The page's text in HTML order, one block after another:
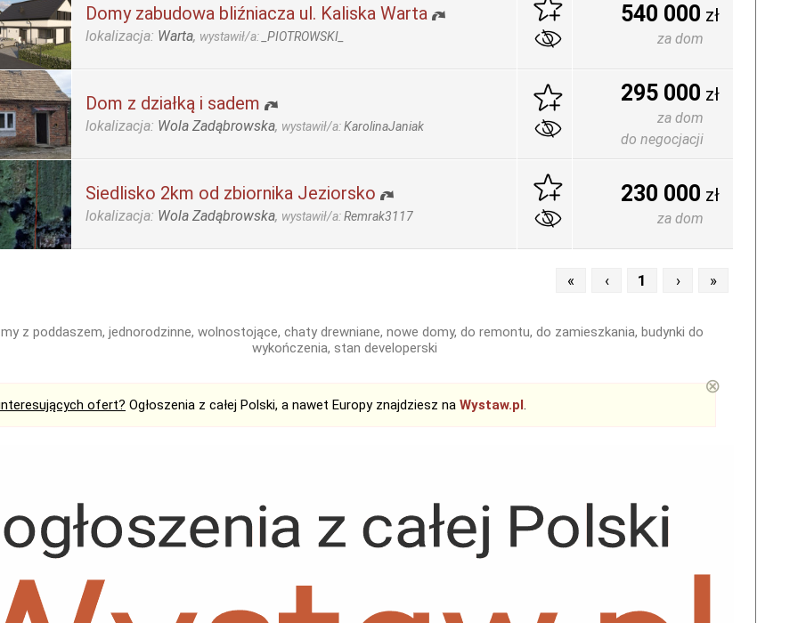
Domy zabudowa bliźniacza ul. Kaliska Warta
lokalizacja: Warta, wystawił/a: _PIOTROWSKI_
540 000 zł
za dom
Dom z działką i sadem
lokalizacja: Wola Zadąbrowska, wystawił/a:KarolinaJaniak
295 000 zł
za dom
do negocjacji
Siedlisko 2km od zbiornika Jeziorsko
lokalizacja: Wola Zadąbrowska, wystawił/a:Remrak3117
230 000 zł
za dom
« ‹ 1 › »
z poddaszem, jednorodzinne, wolnostojące, chaty drewniane, nowe domy, do remontu, do zamieszkania, budynki do
wykończenia, stan developerski
ofert? Ogłoszenia z całej Polski, a nawet Europy znajdziesz na Wystaw.pl.
⊗